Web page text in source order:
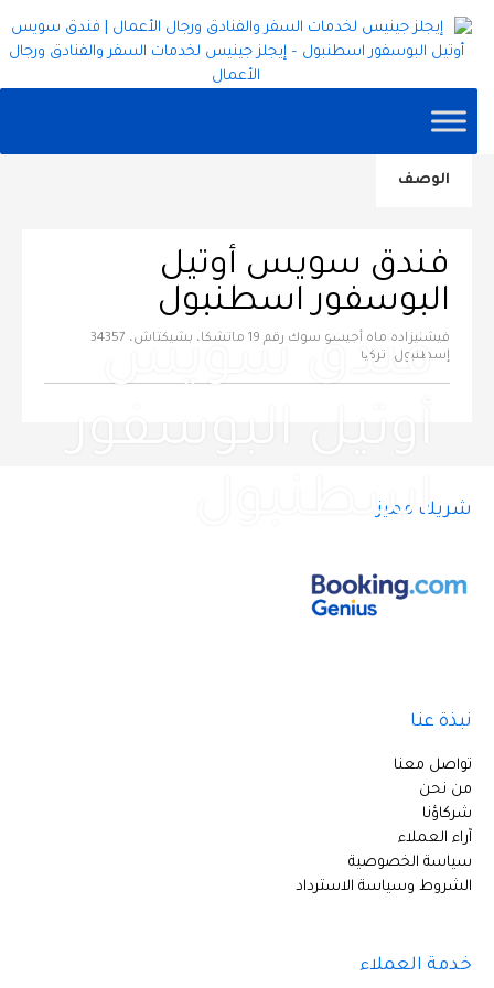
فندق سويس
أوتيل البوسفور
اسطنبول
الوصف
فندق سويس أوتيل
البوسفور اسطنبول
فيشنيزاده ماه أجيسو سوك رقم 19 ماتشكا، بشيكتاش، 34357
إسطنبول، تركيا
شريك مميز
نبذة عنا
تواصل معنا
من نحن
شركاؤنا
آراء العملاء
سياسة الخصوصية
الشروط وسياسة الاسترداد
خدمة العملاء